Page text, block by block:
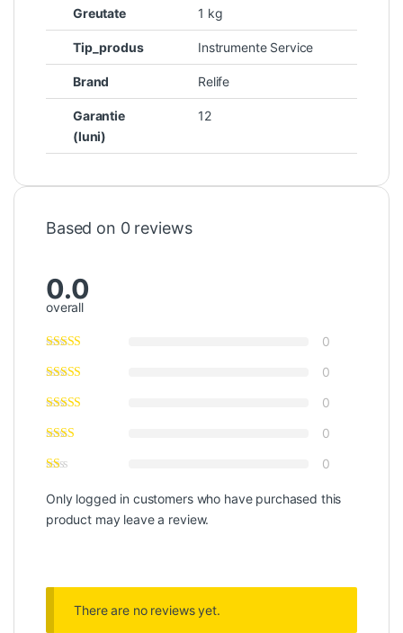
Greutate 1 kg
Tip_produs Instrumente Service
Brand Relife
Garantie
(luni)
12
Based on 0 reviews
0.0
overall
0
0
0
0
0
Only logged in customers who have purchased this
product may leave a review.
There are no reviews yet.